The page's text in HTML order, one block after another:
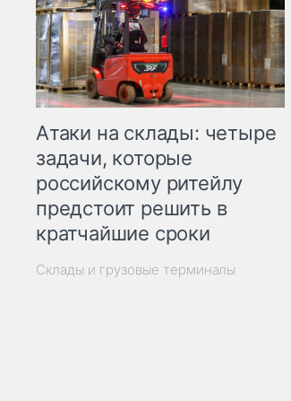
Атаки на склады: четыре
задачи, которые
российскому ритейлу
предстоит решить в
кратчайшие сроки
Склады и грузовые терминалы